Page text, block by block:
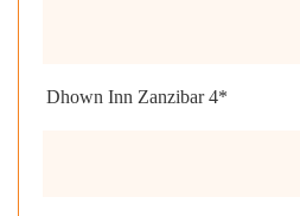
Dhown Inn Zanzibar 4*